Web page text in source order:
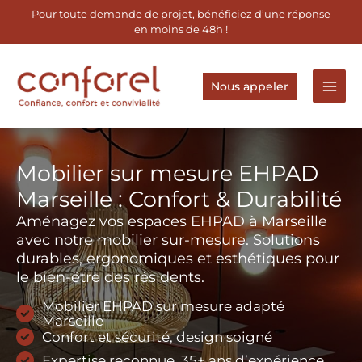
contenu
Pour toute demande de projet, bénéficiez d’une réponse
en moins de 48h !
Nous appeler
Mobilier sur mesure EHPAD
Marseille : Confort & Durabilité
Aménagez vos espaces EHPAD à Marseille
avec notre mobilier sur-mesure. Solutions
durables, ergonomiques et esthétiques pour
le bien-être des résidents.
Mobilier EHPAD sur mesure adapté
Marseille
Confort et sécurité, design soigné